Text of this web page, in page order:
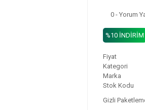
0 - Yorum
%10 İNDİRİM
Fiyat
Kategori
Marka
Stok Kodu
Gizli